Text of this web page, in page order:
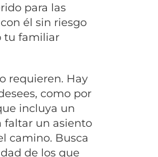
para las
él sin riesgo
tu familiar
requieren. Hay
como por
incluya un
faltar un asiento
camino. Busca
de los que